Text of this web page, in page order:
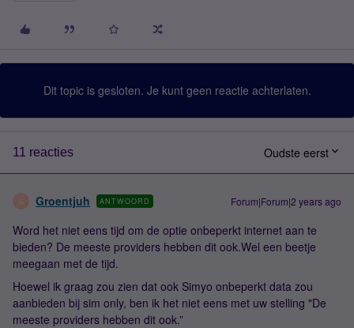
Dit topic is gesloten. Je kunt geen reactie achterlaten.
11 reacties Oudste eerst
G Groentjuh ANTWOORD Forum|Forum|2 years ago
Word het niet eens tijd om de optie onbeperkt internet aan te
bieden? De meeste providers hebben dit ook.Wel een beetje
meegaan met de tijd.
Hoewel ik graag zou zien dat ook Simyo onbeperkt data zou
aanbieden bij sim only, ben ik het niet eens met uw stelling "De
meeste providers hebben dit ook.”